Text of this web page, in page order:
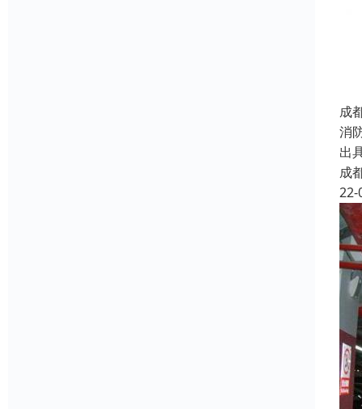
成
消
出
成
22-